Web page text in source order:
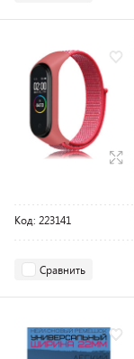
Код: 223141
Сравнить